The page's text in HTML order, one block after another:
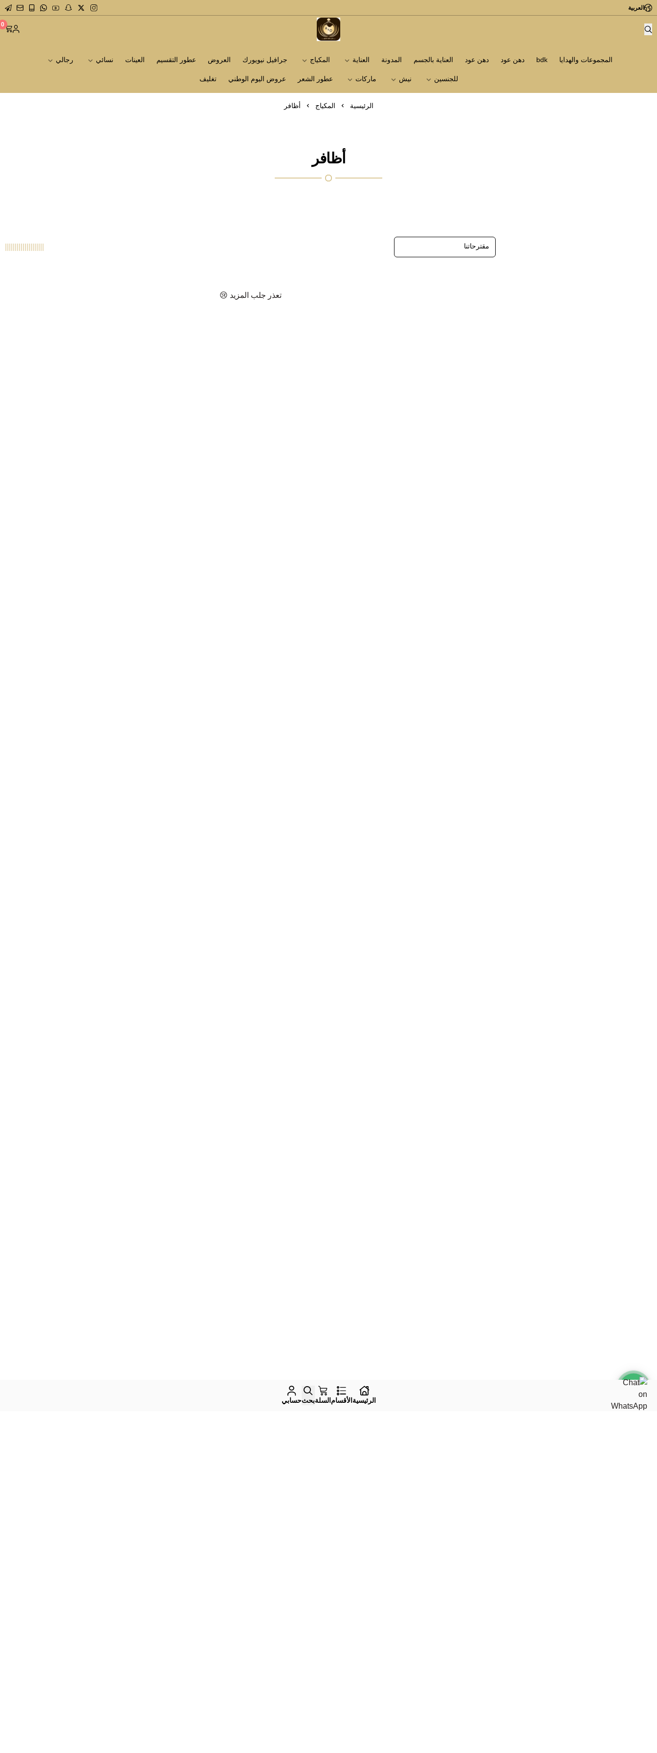
العربية
متجر عاشق العطور 0
المجموعات والهدايا bdk دهن عود دهن عود العناية بالجسم المدونة العناية المكياج جرافيل نيويورك العروض عطور التقسيم العينات نسائي رجالي
للجنسين نيش ماركات عطور الشعر عروض اليوم الوطني تغليف
الرئيسية المكياج أظافر
أظافر
تعذر جلب المزيد 😢
الرئيسية الأقسام السلةبحثحسابي